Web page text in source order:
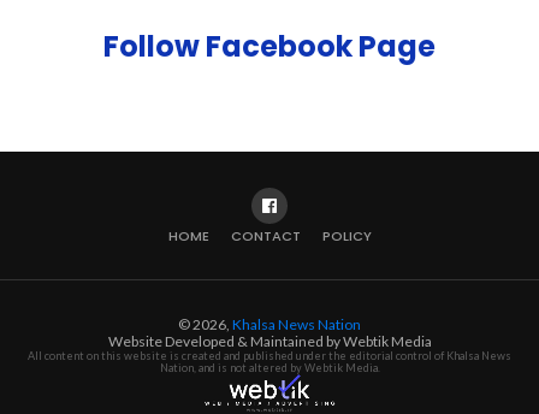
Follow Facebook Page
HOME CONTACT POLICY
© 2026, Khalsa News Nation
Website Developed & Maintained by Webtik Media
All content on this website is created and published under the editorial control of Khalsa News
Nation, and is not altered by Webtik Media.